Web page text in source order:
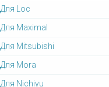
Для Loc
Для Maximal
Для Mitsubishi
Для Mora
Для Nichiyu